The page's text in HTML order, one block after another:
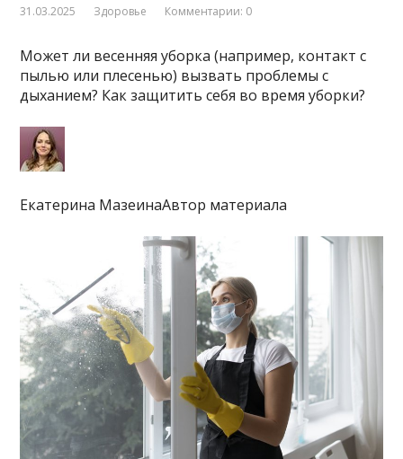
31.03.2025 Здоровье Комментарии: 0
Может ли весенняя уборка (например, контакт с
пылью или плесенью) вызвать проблемы с
дыханием? Как защитить себя во время уборки?
Екатерина МазеинаАвтор материала